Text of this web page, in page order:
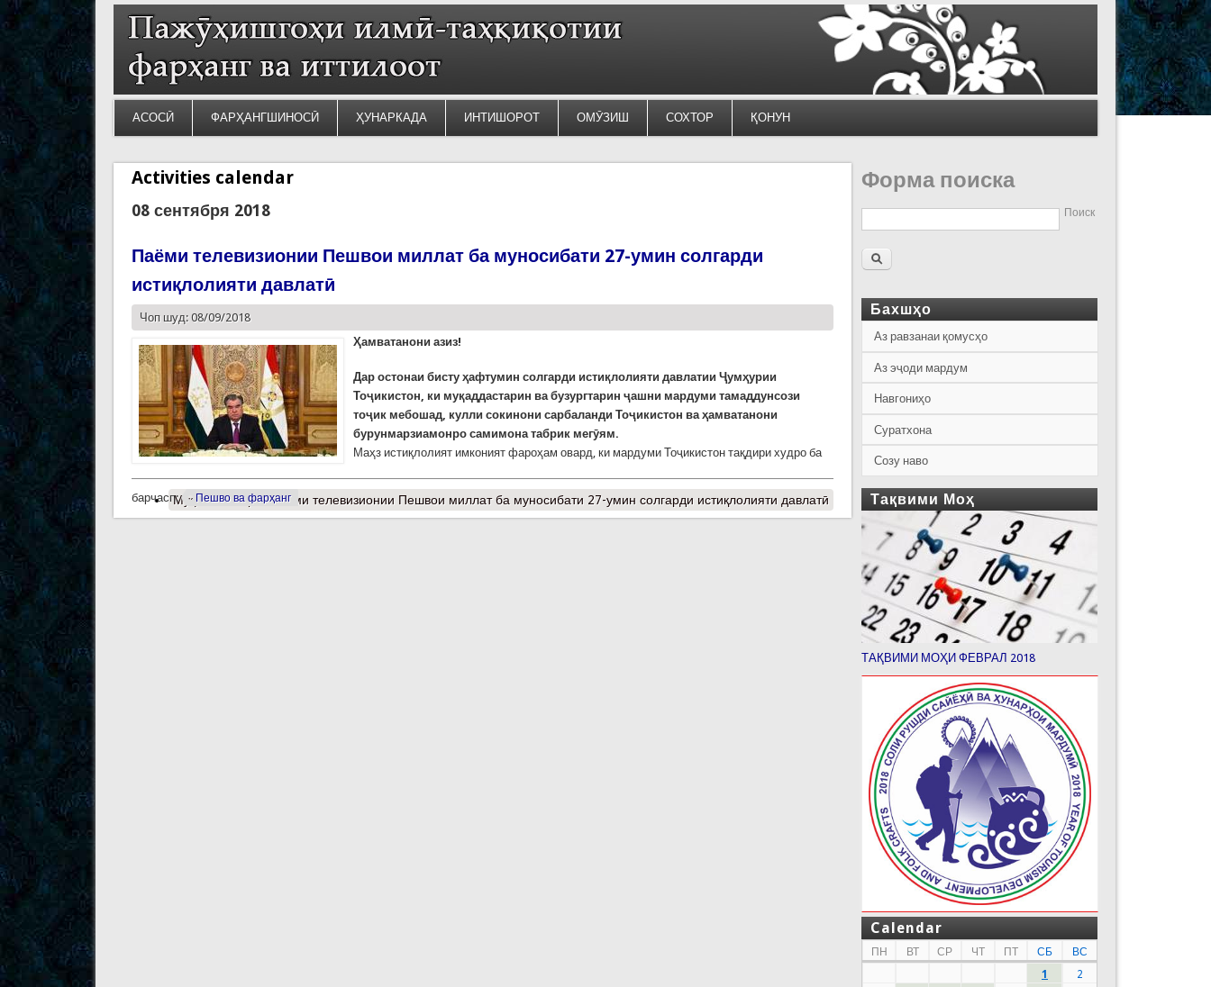
АСОСӢ ФАРҲАНГШИНОСӢ ҲУНАРКАДА ИНТИШОРОТ ОМӮЗИШ СОХТОР ҚОНУН
Activities calendar
08 сентября 2018
Паёми телевизионии Пешвои миллат ба муносибати 27-умин солгарди
истиқлолияти давлатӣ
Чоп шуд: 08/09/2018
Ҳамватанони азиз!
Дар остонаи бисту ҳафтумин солгарди истиқлолияти давлатии Ҷумҳурии
Тоҷикистон, ки муқаддастарин ва бузургтарин ҷашни мардуми тамаддунсози
тоҷик мебошад, кулли сокинони сарбаланди Тоҷикистон ва ҳамватанони
бурунмарзиамонро самимона табрик мегӯям.
Маҳз истиқлолият имконият фароҳам овард, ки мардуми Тоҷикистон тақдири худро ба
барчасп: Пешво ва фарҳанг
Муфассалтаро Паёми телевизионии Пешвои миллат ба муносибати 27-умин солгарди истиқлолияти давлатӣ
Форма поиска
Поиск
Бахшҳо
Аз равзанаи қомусҳо
Аз эҷоди мардум
Навгониҳо
Суратхона
Созу наво
Тақвими Моҳ
ТАҚВИМИ МОҲИ ФЕВРАЛ 2018
Calendar
ПН ВТ СР ЧТ ПТ СБ
ВС
1
2